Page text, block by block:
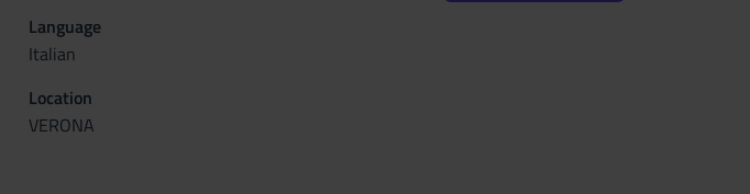
Language
Italian
Location
VERONA